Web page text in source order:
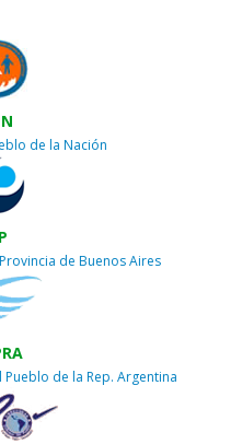
de la Nación
de Buenos Aires
de la Rep. Argentina